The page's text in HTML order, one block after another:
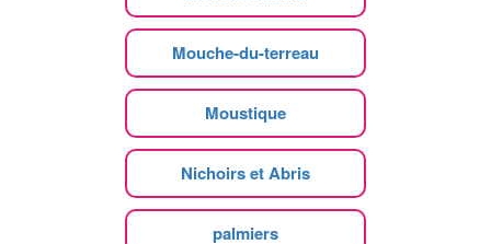
Mouche-du-terreau
Moustique
Nichoirs et Abris
palmiers